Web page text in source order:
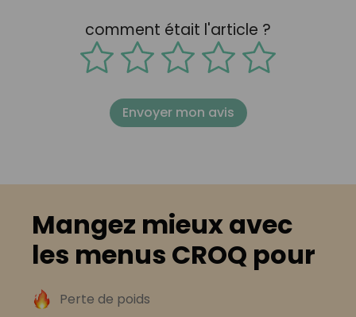
comment était l'article ?
Envoyer mon avis
Mangez mieux avec
les menus CROQ pour
Perte de poids